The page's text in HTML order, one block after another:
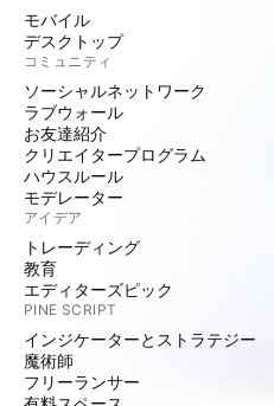
モバイル
デスクトップ
コミュニティ
ソーシャルネットワーク
ラブウォール
お友達紹介
クリエイタープログラム
ハウスルール
モデレーター
アイデア
トレーディング
教育
エディターズピック
PINE SCRIPT
インジケーターとストラテジー
魔術師
フリーランサー